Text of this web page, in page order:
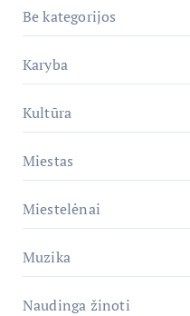
Be kategorijos
Karyba
Kultūra
Miestas
Miestelėnai
Muzika
Naudinga žinoti